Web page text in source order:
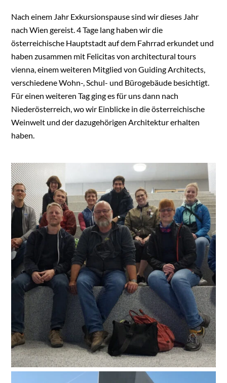
content
Nach einem Jahr Exkursionspause sind wir dieses Jahr
nach Wien gereist. 4 Tage lang haben wir die
österreichische Hauptstadt auf dem Fahrrad erkundet und
haben zusammen mit Felicitas von architectural tours
vienna, einem weiteren Mitglied von Guiding Architects,
verschiedene Wohn-, Schul- und Bürogebäude besichtigt.
Für einen weiteren Tag ging es für uns dann nach
Niederösterreich, wo wir Einblicke in die österreichische
Weinwelt und der dazugehörigen Architektur erhalten
haben.